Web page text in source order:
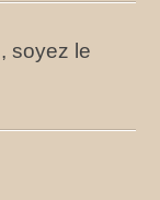
soyez le